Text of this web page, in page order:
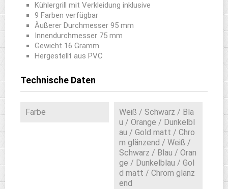
Kühlergrill mit Verkleidung inklusive
9 Farben verfügbar
Äußerer Durchmesser 95 mm
Innendurchmesser 75 mm
Gewicht 16 Gramm
Hergestellt aus PVC
Technische Daten
Farbe
Weiß / Schwarz / Bla
u / Orange / Dunkelbl
au / Gold matt / Chro
m glänzend / Weiß /
Schwarz / Blau / Oran
ge / Dunkelblau / Gol
d matt / Chrom glänz
end